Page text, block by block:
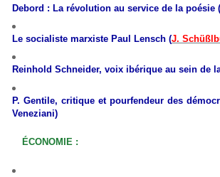
Debord : La révolution au service de la poésie
Le socialiste marxiste Paul Lensch (J.
Reinhold Schneider, voix ibérique au sein de
P. Gentile, critique et pourfendeur des
Veneziani)
ÉCONOMIE :